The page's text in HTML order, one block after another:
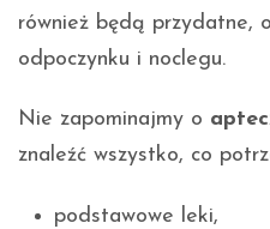
również będą przydatne,
odpoczynku i noclegu.
Nie zapominajmy o
znaleźć wszystko, co
podstawowe leki,